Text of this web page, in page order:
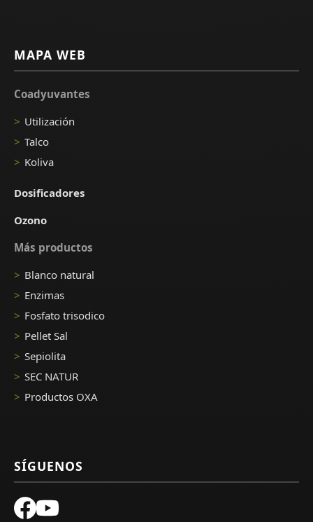
MAPA WEB
Coadyuvantes
Utilización
Talco
Koliva
Dosificadores
Ozono
Más productos
Blanco natural
Enzimas
Fosfato trisodico
Pellet Sal
Sepiolita
SEC NATUR
Productos OXA
SÍGUENOS